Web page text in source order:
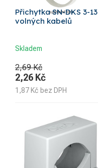
Přichytka SN-DKS 3-13
volných kabelů
Skladem
2,69 Kč
2,26 Kč
1,87 Kč bez DPH